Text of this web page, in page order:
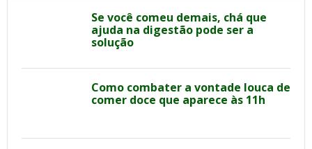
Se você comeu demais, chá que
ajuda na digestão pode ser a
solução
Como combater a vontade louca de
comer doce que aparece às 11h